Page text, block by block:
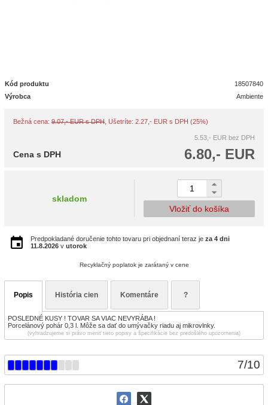
7/10
Kód produktu
18507840
Výrobca
Ambiente
Bežná cena: 9.07,- EUR s DPH , Ušetríte: 2.27,- EUR s DPH (25%)
5.53,- EUR bez DPH
6.80,- EUR
Cena s DPH
skladom
Vložiť do košíka
Predpokladané doručenie tohto tovaru pri objednaní teraz je za 4 dni
11.8.2026 v utorok
Recyklačný poplatok je zarátaný v cene
Popis História cien Komentáre ?
POSLEDNÉ KUSY ! TOVAR SA VIAC NEVYRÁBA !
Porcelánový pohár 0,3 l. Môže sa dať do umývačky riadu aj mikrovlnky.
(vyhradzujeme si právo meniť tieto popisy a špecifikácie bez predošlého upozornenia)